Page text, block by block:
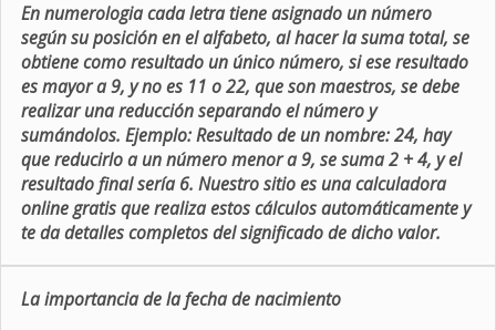
En numerologia cada letra tiene asignado un número
según su posición en el alfabeto, al hacer la suma total, se
obtiene como resultado un único número, si ese resultado
es mayor a 9, y no es 11 o 22, que son maestros, se debe
realizar una reducción separando el número y
sumándolos. Ejemplo: Resultado de un nombre: 24, hay
que reducirlo a un número menor a 9, se suma 2 + 4, y el
resultado final sería 6. Nuestro sitio es una calculadora
online gratis que realiza estos cálculos automáticamente y
te da detalles completos del significado de dicho valor.
La importancia de la fecha de nacimiento